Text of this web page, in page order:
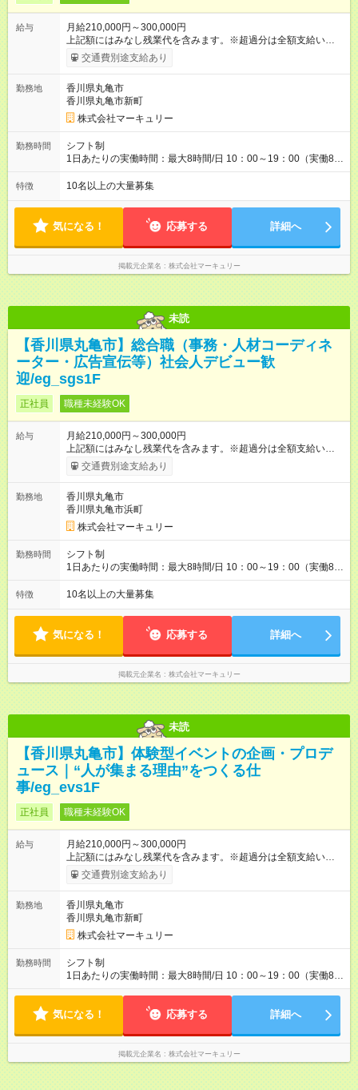
給与
月給210,000円～300,000円
上記額にはみなし残業代を含みます。※超過分は全額支給いたし
ます。 みなし残業代 14,616円／月 みなし残業時間 10時間／月
※能力やスキルを考慮の上、当社規程により決定します。 ーー
に1回の「年次昇給」があり、仕事での成果にあわせて昇給しま
す。特に頑張っている人は、上長の裁量でさらにプラスの昇給
となることも。努力や成長が収入につながる環境です。 【試用
期間】試用期間あり 試用期間の長さ：3ヶ月 雇用形態、給与は
本採用時と同じです。
交通費別途支給あり
勤務地
香川県丸亀市
香川県丸亀市新町
株式会社マーキュリー
勤務時間
シフト制
1日あたりの実働時間：最大8時間/日 10：00～19：00（実働8時
間） ※勤務地により異なります。
特徴 10名以上の大量募集
気になる！ 応募する 詳細へ
掲載元企業名 株式会社マーキュリー
未読
【香川県丸亀市】総合職（事務・人材コーディネ
ーター・広告宣伝等）社会人デビュー歓
迎/eg_sgs1F
正社員 職種未経験OK
給与
月給210,000円～300,000円
上記額にはみなし残業代を含みます。※超過分は全額支給いたし
ます。 みなし残業代 14,616円／月 みなし残業時間 10時間／月
※能力やスキルを考慮の上、当社規程により決定します。 ーー
に1回の「年次昇給」があり、仕事での成果にあわせて昇給しま
す。特に頑張っている人は、上長の裁量でさらにプラスの昇給
となることも。努力や成長が収入につながる環境です。 【試用
期間】試用期間あり 試用期間の長さ：3ヶ月 雇用形態、給与は
本採用時と同じです。
交通費別途支給あり
勤務地
香川県丸亀市
香川県丸亀市浜町
株式会社マーキュリー
勤務時間
シフト制
1日あたりの実働時間：最大8時間/日 10：00～19：00（実働8時
間） ※勤務地により異なります。
特徴 10名以上の大量募集
気になる！ 応募する 詳細へ
掲載元企業名 株式会社マーキュリー
未読
【香川県丸亀市】体験型イベントの企画・プロデ
ュース｜“人が集まる理由”をつくる仕
事/eg_evs1F
正社員 職種未経験OK
給与
月給210,000円～300,000円
上記額にはみなし残業代を含みます。※超過分は全額支給いたし
ます。 みなし残業代 14,616円／月 みなし残業時間 10時間／月
※能力やスキルを考慮の上、当社規程により決定します。 ーー
に1回の「年次昇給」があり、仕事での成果にあわせて昇給しま
す。特に頑張っている人は、上長の裁量でさらにプラスの昇給
となることも。努力や成長が収入につながる環境です。 【試用
期間】試用期間あり 試用期間の長さ：3ヶ月 雇用形態、給与は
本採用時と同じです。
交通費別途支給あり
勤務地
香川県丸亀市
香川県丸亀市新町
株式会社マーキュリー
勤務時間
シフト制
1日あたりの実働時間：最大8時間/日 10：00～19：00（実働8時
間） ※勤務地により異なります。
気になる！ 応募する 詳細へ
掲載元企業名 株式会社マーキュリー